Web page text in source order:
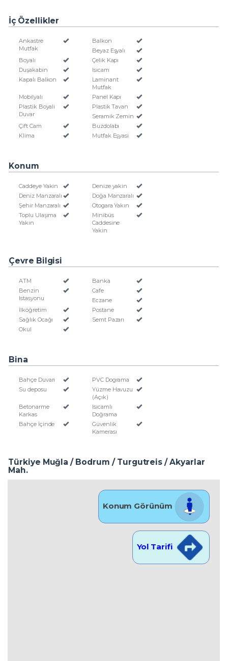
İç Özellikler
Ankastre
Mutfak
Balkon
Beyaz Eşyalı
Boyalı
Çelik Kapı
Duşakabin
Isıcam
Kapalı Balkon
Laminant
Mutfak
Mobilyalı
Panel Kapı
Plastik Boyali
Duvar
Plastik Tavan
Seramik Zemin
Çift Cam
Buzdolabı
Klima
Mutfak Eşyasi
Konum
Caddeye Yakin
Denize yakin
Deniz Manzaralı
Doğa Manzaralı
Şehir Manzaralı
Otogara Yakın
Toplu Ulaşıma
Yakın
Minibüs
Caddesine
Yakin
Çevre Bilgisi
ATM
Banka
Benzin
Istasyonu
Cafe
Eczane
İlköğretim
Postane
Sağlık Ocağı
Semt Pazarı
Okul
Bina
Bahçe Duvarı
PVC Dograma
Su deposu
Yüzme Havuzu
(Açık)
Betonarme
Karkas
Isıcamlı
Doğrama
Bahçe İçinde
Güvenlik
Kamerası
Türkiye Muğla / Bodrum / Turgutreis / Akyarlar
Mah.
Konum Görünüm
Yol Tarifi